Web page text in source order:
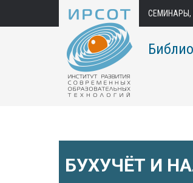
СЕМИНАРЫ,
БУХУЧЁТ И